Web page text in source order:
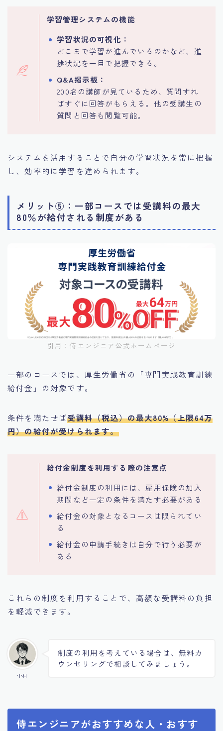
学習管理システムの機能
学習状況の可視化：
どこまで学習が進んでいるのかなど、進
捗状況を一目で把握できる。
Q&A掲示板：
200名の講師が見ているため、質問すれ
ばすぐに回答がもらえる。他の受講生の
質問と回答も閲覧可能。
システムを活用することで自分の学習状況を常に把握
し、効率的に学習を進められます。
メリット⑤：一部コースでは受講料の最大
80％が給付される制度がある
引用：侍エンジニア公式ホームページ
一部のコースでは、厚生労働省の「専門実践教育訓練
給付金」の対象です。
条件を満たせば受講料（税込）の最大80%（上限64万
円）の給付が受けられます。
給付金制度を利用する際の注意点
給付金制度の利用には、雇用保険の加入
期間など一定の条件を満たす必要がある
給付金の対象となるコースは限られてい
る
給付金の申請手続きは自分で行う必要が
ある
これらの制度を利用することで、高額な受講料の負担
を軽減できます。
中村
制度の利用を考えている場合は、無料カ
ウンセリングで相談してみましょう。
侍エンジニアがおすすめな人・おすす